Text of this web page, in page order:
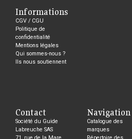
Informations
CGV / CGU
Politique de
confidentialité
Mentions légales
Qui sommes-nous ?
Ils nous soutiennent
Contact
Société du Guide
Labreuche SAS
71, rue de la Mare,
Navigation
Catalogue des
marques
Répertoire des